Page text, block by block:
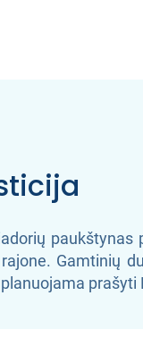
Gamtinių
prašyti